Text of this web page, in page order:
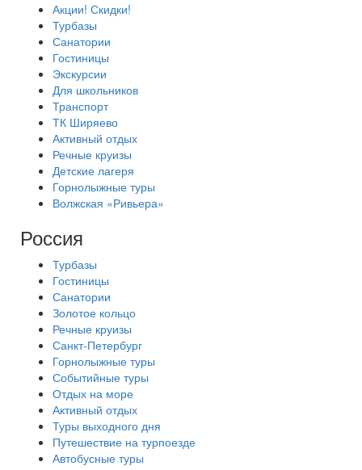
Акции! Скидки!
Турбазы
Санатории
Гостиницы
Экскурсии
Для школьников
Транспорт
ТК Ширяево
Активный отдых
Речные круизы
Детские лагеря
Горнолыжные туры
Волжская «Ривьера»
Россия
Турбазы
Гостиницы
Санатории
Золотое кольцо
Речные круизы
Санкт-Петербург
Горнолыжные туры
Событийные туры
Отдых на море
Активный отдых
Туры выходного дня
Путешествие на турпоезде
Автобусные туры